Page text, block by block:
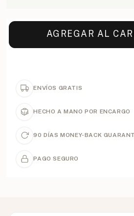
AGREGAR AL
ENVÍOS GRATIS
HECHO A MANO POR ENCARGO
90 DÍAS MONEY-BACK
PAGO SEGURO